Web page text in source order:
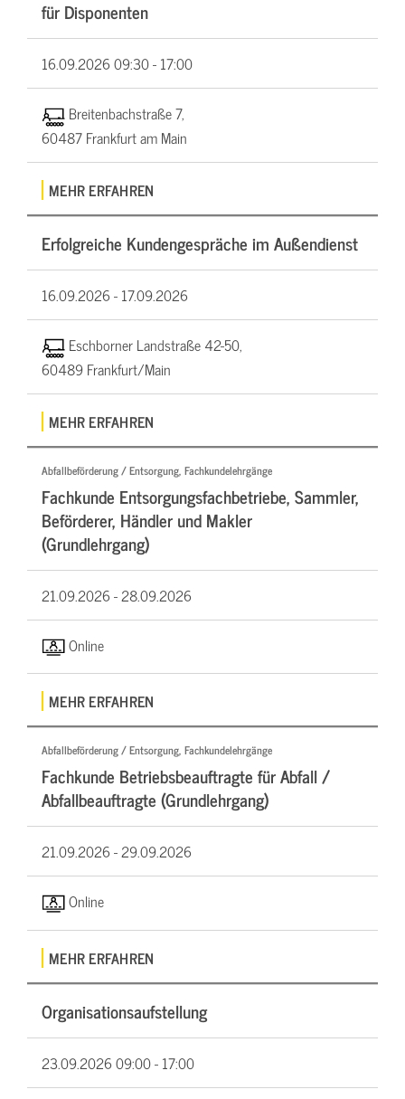
für Disponenten
16.09.202609:30 - 17:00
Breitenbachstraße 7,
60487 Frankfurt am Main
MEHR ERFAHREN
Erfolgreiche Kundengespräche im Außendienst
16.09.2026 -17.09.2026
Eschborner Landstraße 42-50,
60489 Frankfurt/Main
MEHR ERFAHREN
Abfallbeförderung / Entsorgung, Fachkundelehrgänge
Fachkunde Entsorgungsfachbetriebe, Sammler,
Beförderer, Händler und Makler
(Grundlehrgang)
21.09.2026 -28.09.2026
Online
MEHR ERFAHREN
Abfallbeförderung / Entsorgung, Fachkundelehrgänge
Fachkunde Betriebsbeauftragte für Abfall /
Abfallbeauftragte (Grundlehrgang)
21.09.2026 -29.09.2026
Online
MEHR ERFAHREN
Organisationsaufstellung
23.09.202609:00 - 17:00